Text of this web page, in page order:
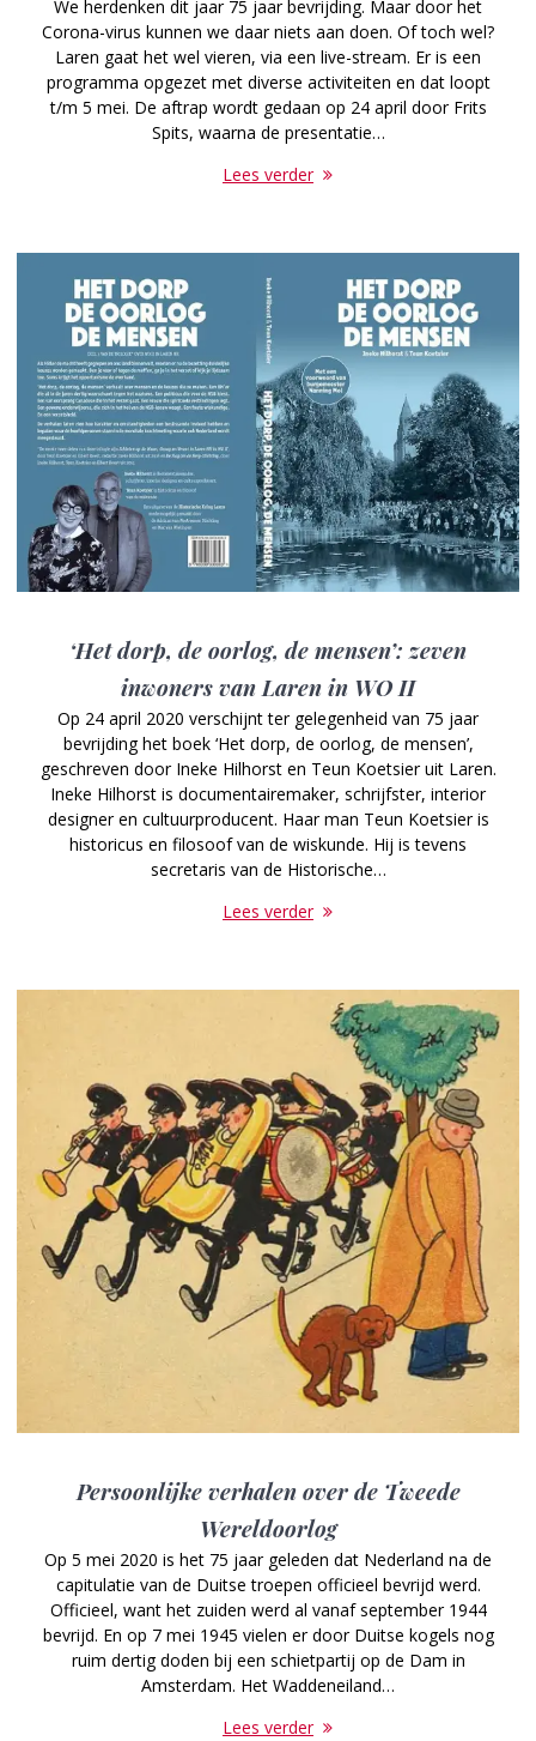
We herdenken dit jaar 75 jaar bevrijding. Maar door het
Corona-virus kunnen we daar niets aan doen. Of toch wel?
Laren gaat het wel vieren, via een live-stream. Er is een
programma opgezet met diverse activiteiten en dat loopt
t/m 5 mei. De aftrap wordt gedaan op 24 april door Frits
Spits, waarna de presentatie…
Lees verder
‘Het dorp, de oorlog, de mensen’: zeven
inwoners van Laren in WO II
Op 24 april 2020 verschijnt ter gelegenheid van 75 jaar
bevrijding het boek ‘Het dorp, de oorlog, de mensen’,
geschreven door Ineke Hilhorst en Teun Koetsier uit Laren.
Ineke Hilhorst is documentairemaker, schrijfster, interior
designer en cultuurproducent. Haar man Teun Koetsier is
historicus en filosoof van de wiskunde. Hij is tevens
secretaris van de Historische…
Lees verder
Persoonlijke verhalen over de Tweede
Wereldoorlog
Op 5 mei 2020 is het 75 jaar geleden dat Nederland na de
capitulatie van de Duitse troepen officieel bevrijd werd.
Officieel, want het zuiden werd al vanaf september 1944
bevrijd. En op 7 mei 1945 vielen er door Duitse kogels nog
ruim dertig doden bij een schietpartij op de Dam in
Amsterdam. Het Waddeneiland…
Lees verder